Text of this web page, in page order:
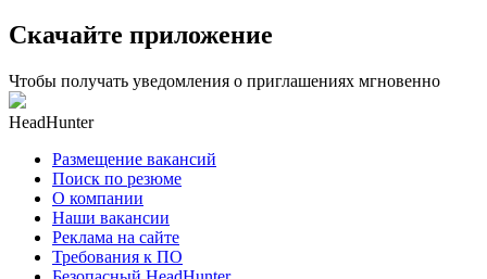
Скачайте приложение
Чтобы получать уведомления о приглашениях мгновенно
HeadHunter
Размещение вакансий
Поиск по резюме
О компании
Наши вакансии
Реклама на сайте
Требования к ПО